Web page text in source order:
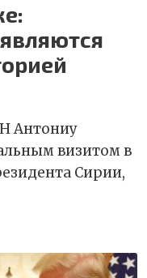
Антониу
визитом в
Сирии,